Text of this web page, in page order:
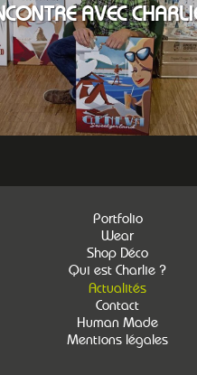
AVEC
Portfolio
Wear
Shop Déco
Qui est Charlie ?
Actualités
Contact
Human Made
Mentions légales